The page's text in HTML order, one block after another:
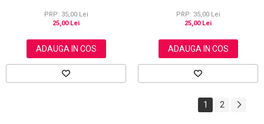
PRP: 35,00 Lei
25,00 Lei
ADAUGA IN COS
PRP: 35,00 Lei
25,00 Lei
ADAUGA IN COS
1 2